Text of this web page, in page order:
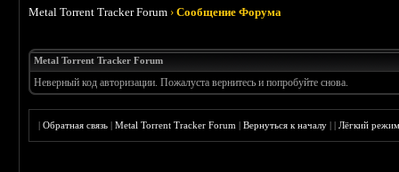
Metal Torrent Tracker Forum ›Сообщение Форума
Metal Torrent Tracker Forum
Неверный код авторизации. Пожалуста вернитесь и попробуйте снова.
|Обратная связь |Metal Torrent Tracker Forum |Вернуться к началу ||Лёгкий